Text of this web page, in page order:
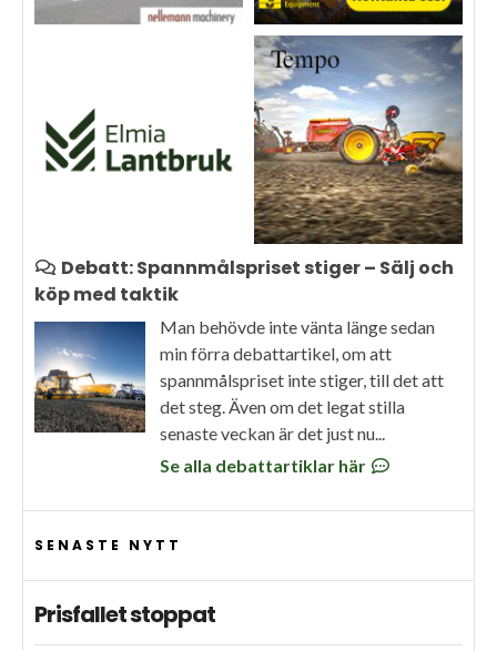
Debatt: Spannmålspriset stiger – Sälj och
köp med taktik
Man behövde inte vänta länge sedan
min förra debattartikel, om att
spannmålspriset inte stiger, till det att
det steg. Även om det legat stilla
senaste veckan är det just nu...
Se alla debattartiklar här
SENASTE NYTT
Prisfallet stoppat